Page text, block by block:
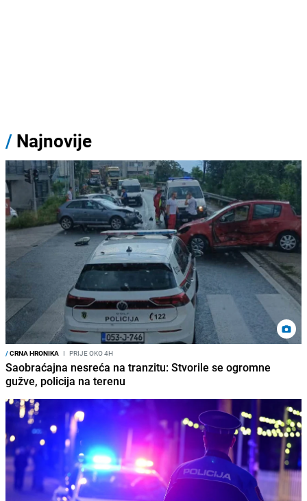
/ Najnovije
/CRNA HRONIKA I PRIJE OKO 4H
Saobraćajna nesreća na tranzitu: Stvorile se ogromne
gužve, policija na terenu